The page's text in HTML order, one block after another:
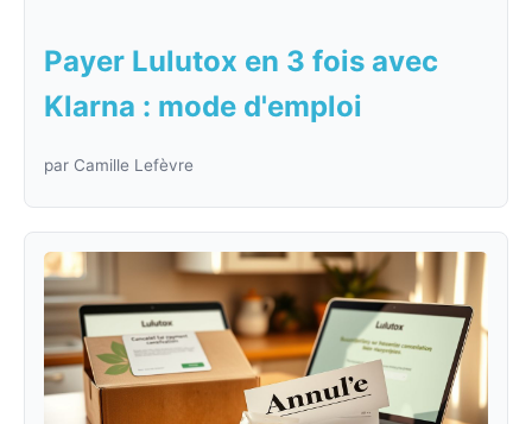
Payer Lulutox en 3 fois avec
Klarna : mode d'emploi
par Camille Lefèvre